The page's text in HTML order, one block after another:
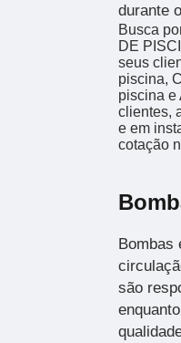
durante
Busca
DE
seus
piscina,
piscina e
clientes,
e em
cotação
Bombas
são